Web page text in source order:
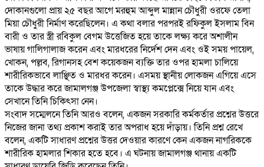
দোকানগুলো প্রায় ২৫ বছর আগে মরহুম আব্দুল মান্নান চৌধুরী ওরফে তেলা
মিয়া চৌধুরী নির্মাণ করেছিলেন। এ কথা বলার পরপরই রফিকুল ইসলাম বিন
বারী ও তার স্ত্রী রবিকুল বেগম উত্তেজিত হয়ে তাকে লক্ষ্য করে অশালীন
ভাষায় গালিগালাজ করেন এবং মারধরের নির্দেশ দেন এবং ওই সময় পায়েল,
খোকন, পল্লব, রিগানসহ বেশ কয়েকজন ব্যক্তি তার ওপর হামলা চালিয়ে
শারীরিকভাবে লাঞ্ছিত ও মারধর করেন। এসময় স্থানীয় লোকজন এগিয়ে এসে
তাকে উদ্ধার করে জামালগঞ্জ উপজেলা স্বাস্থ্য কমপ্লেক্সে নিয়ে যান এবং
সেখানে তিনি চিকিৎসা নেন।
‎সংবাদ সম্মেলনে তিনি আরও বলেন, একজন সরকারি কর্মকর্তার প্রশ্নের উত্তরে
নিজের জানা তথ্য প্রকাশ করাই তার অপরাধ হয়ে দাঁড়ায়। তিনি প্রশ্ন রেখে
বলেন, একটি সাধারণ প্রশ্নের উত্তর দেওয়ার কারণে কেন একজন নাগরিককে
শারীরিক হামলার শিকার হতে হবে। এ ঘটনায় জামালগঞ্জ থানায় একটি